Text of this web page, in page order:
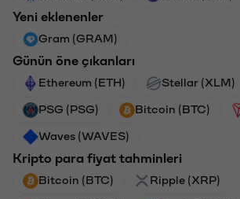
Yeni eklenenler
Gram (GRAM)
Günün öne çıkanları
Ethereum (ETH) Stellar (XLM)
PSG (PSG) Bitcoin (BTC)
Waves (WAVES)
Kripto para fiyat tahminleri
Bitcoin (BTC) Ripple (XRP)